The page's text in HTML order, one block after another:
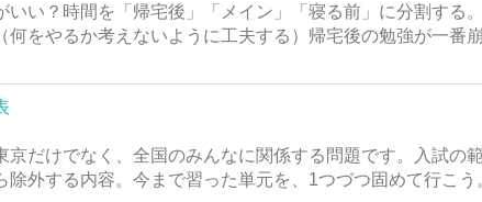
いい？時間を「帰宅後」「メイン」「寝る前」に分割する
何をやるか考えないように工夫する）帰宅後の勉強が一番
京だけでなく、全国のみんなに関係する問題です。入試の
外する内容。今まで習った単元を、1つづつ固めて行こう